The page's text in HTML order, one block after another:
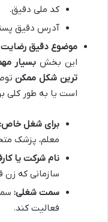
کد ملی دقیق.
آدرس دقیق
موضوع دقیق
این بخش بسیار
ترین شکل ممکن
است یا به طور کلی
برای شغل خاص:
معلم، پزشک
نام شرکت یا
سازمانی که
سمت شغلی:
فعالیت کند.